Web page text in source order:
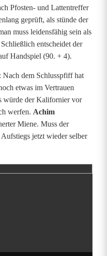
Pfosten- und Lattentreffer
geprüft, als stünde der
muss leidensfähig sein als
entscheidet der
Handspiel (90. + 4).
Nach dem Schlusspfiff hat
etwas im Vertrauen
würde der Kalifornier vor
werfen. Achim
Miene. Muss der
jetzt wieder selber